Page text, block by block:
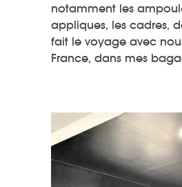
notamment les
appliques, les cadres,
fait le voyage avec
France, dans mes